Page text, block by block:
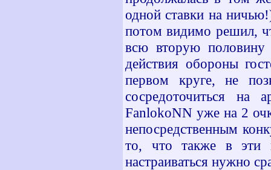
одной ставки на
потом видимо решил,
всю вторую половину
действия обороны
первом круге, не
сосредоточиться на
FanlokoNN уже на 2
непосредственным
то, что также в эти
настраиваться нужно